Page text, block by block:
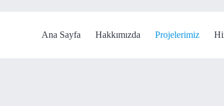
Ana Sayfa
Hakkımızda Projelerimiz